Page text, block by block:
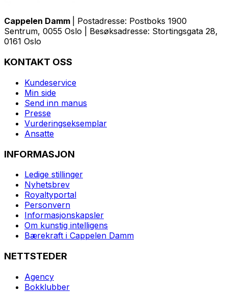
Cappelen Damm
| Postadresse: Postboks 1900
Sentrum, 0055 Oslo | Besøksadresse: Stortingsgata 28,
0161 Oslo
KONTAKT OSS
Kundeservice
Min side
Send inn manus
Presse
Vurderingseksemplar
Ansatte
INFORMASJON
Ledige stillinger
Nyhetsbrev
Royaltyportal
Personvern
Informasjonskapsler
Om kunstig intelligens
Bærekraft i Cappelen Damm
NETTSTEDER
Agency
Bokklubber